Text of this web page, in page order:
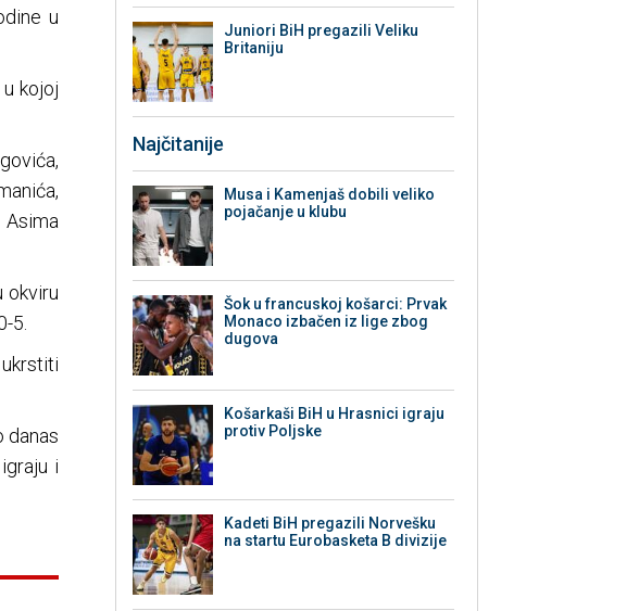
u
kojoj
Asima
okviru
5.
danas
i
Juniori BiH pregazili Veliku
Britaniju
Najčitanije
Musa i Kamenjaš dobili veliko
pojačanje u klubu
Šok u francuskoj košarci: Prvak
Monaco izbačen iz lige zbog
dugova
Košarkaši BiH u Hrasnici igraju
protiv Poljske
Kadeti BiH pregazili Norvešku
na startu Eurobasketa B divizije